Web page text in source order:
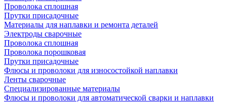
Проволока сплошная
Прутки присадочные
Материалы для наплавки и ремонта деталей
Электроды сварочные
Проволока сплошная
Проволока порошковая
Прутки присадочные
Флюсы и проволоки для износостойкой наплавки
Ленты сварочные
Специализированные материалы
Флюсы и проволоки для автоматической сварки и наплавки